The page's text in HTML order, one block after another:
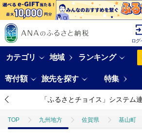
ログ
カテゴリ 地域 ランキング
寄付額 旅先を探す 特集
「ふるさとチョイス」システム
TOP 九州地方 佐賀県 基山町